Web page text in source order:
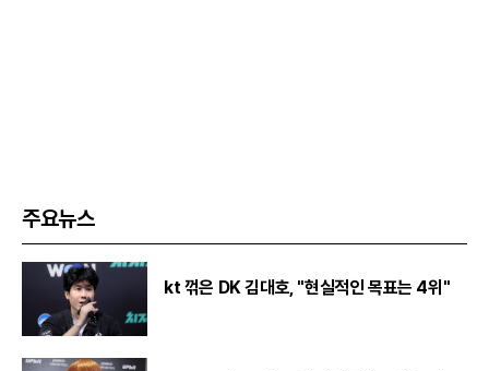
주요뉴스
kt 꺾은 DK 김대호, "현실적인 목표는 4위"